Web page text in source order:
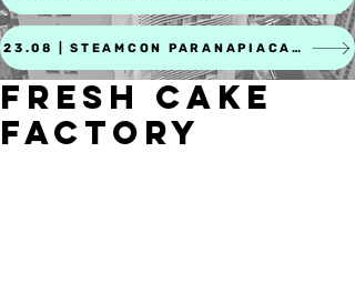
23.08 | STEAMCON PARANAPIACABA
FRESH CAKE
FACTORY